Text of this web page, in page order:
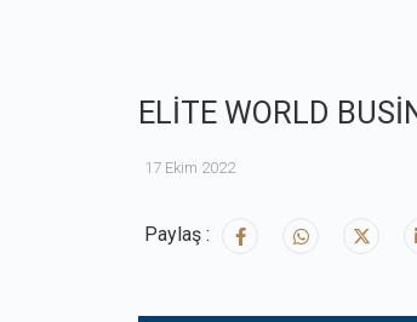
ELİTE WORLD
17 Ekim 2022
Paylaş :